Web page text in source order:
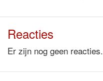
Reacties
Er zijn nog geen reacties.